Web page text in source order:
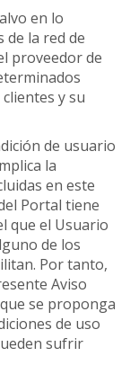
en lo
de la red de
proveedor de
y su
de usuario
la
en este
Portal tiene
que el Usuario
de los
Por tanto,
Aviso
se proponga
de uso
sufrir